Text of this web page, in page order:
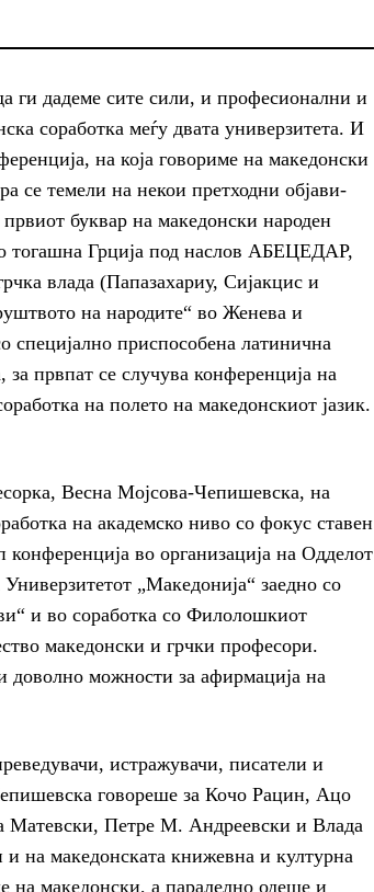
ги дадеме сите сили, и професионални и
соработка меѓу двата универзитета. И
на која говориме на македонски
се темели на некои претходни објави-
буквар на македонски народен
тогашна Грција под наслов АБЕЦЕДАР,
влада (Папазахариу, Сијакцис и
на народите“ во Женева и
специјално приспособена латинична
првпат се случува конференција на
на полето на македонскиот јазик.
Весна Мојсова-Чепишевска, на
на академско ниво со фокус ставен
во организација на Одделот
„Македонија“ заедно со
и во соработка со Филолошкиот
македонски и грчки професори.
можности за афирмација на
истражувачи, писатели и
говореше за Кочо Рацин, Ацо
Матевски, Петре М. Андреевски и Влада
на македонската книжевна и културна
на македонски, а паралелно одеше и